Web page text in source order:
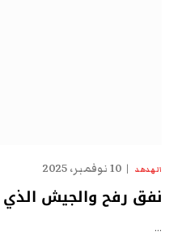
الهدهد 10 نوفمبر، 2025
نفق رفح والجيش الذي
…